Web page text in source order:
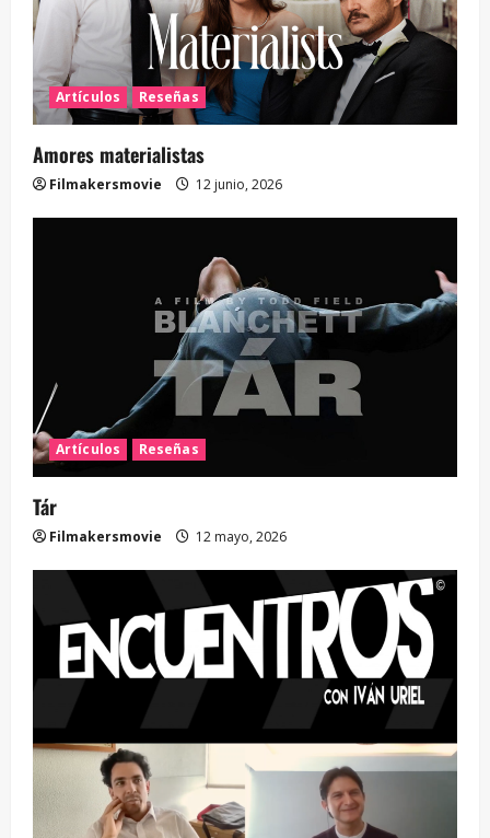
Artículos Reseñas
Amores materialistas
Filmakersmovie 12 junio, 2026
Artículos Reseñas
Tár
Filmakersmovie 12 mayo, 2026